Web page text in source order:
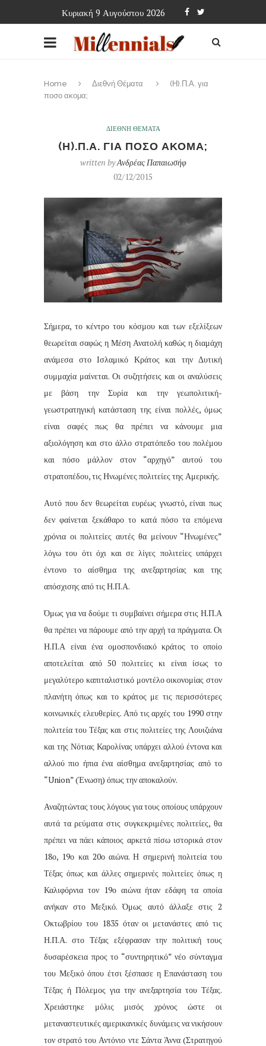
Κυριακή 9 Αυγούστου 2026
Home Διεθνή Θέματα
(Η).Π.Α. για
ποσο ακομα;
ΔΙΕΘΝΗ ΘΕΜΑΤΑ
(Η).Π.Α. ΓΙΑ ΠΟΣΟ ΑΚΟΜΑ;
written byΑνδρέας Παπαιωσήφ
02/12/2015
Σήμερα, το κέντρο του κόσμου και των εξελίξεων
θεωρείται σαφώς η Μέση Ανατολή καθώς η διαμάχη
ανάμεσα στο Ισλαμικό Κράτος και την Δυτική
συμμαχία μαίνεται. Οι συζητήσεις και οι αναλύσεις
με βάση την Συρία και την γεωπολιτική-
γεωστρατηγική κατάσταση της είναι πολλές, όμως
είναι σαφές πως θα πρέπει να κάνουμε μια
αξιολόγηση και στο άλλο στρατόπεδο του πολέμου
και πόσο μάλλον στον “αρχηγό” αυτού του
στρατοπέδου, τις Ηνωμένες πολιτείες της Αμερικής.
Αυτό που δεν θεωρείται ευρέως γνωστό, είναι πως
δεν φαίνεται ξεκάθαρο το κατά πόσο τα επόμενα
χρόνια οι πολιτείες αυτές θα μείνουν “Ηνωμένες”
λόγω του ότι όχι και σε λίγες πολιτείες υπάρχει
έντονο το αίσθημα της ανεξαρτησίας και της
απόσχισης από τις Η.Π.Α.
Όμως για να δούμε τι συμβαίνει σήμερα στις Η.Π.Α
θα πρέπει να πάρουμε από την αρχή τα πράγματα. Οι
Η.Π.Α είναι ένα ομοσπονδιακό κράτος το οποίο
αποτελείται από 50 πολιτείες κι είναι ίσως το
μεγαλύτερο καπιταλιστικό μοντέλο οικονομίας στον
πλανήτη όπως και το κράτος με τις περισσότερες
κοινωνικές ελευθερίες. Από τις αρχές του 1990 στην
πολιτεία του Τέξας και στις πολιτείες της Λουιζιάνα
και της Νότιας Καρολίνας υπάρχει αλλού έντονα και
αλλού πιο ήπια ένα αίσθημα ανεξαρτησίας από το
“Union” (Ένωση) όπως την αποκαλούν.
Αναζητώντας τους λόγους για τους οποίους υπάρχουν
αυτά τα ρεύματα στις συγκεκριμένες πολιτείες, θα
πρέπει να πάει κάποιος αρκετά πίσω ιστορικά στον
18ο, 19ο και 20ο αιώνα. Η σημερινή πολιτεία του
Τέξας όπως και άλλες σημερινές πολιτείες όπως η
Καλιφόρνια τον 19ο αιώνα ήταν εδάφη τα οποία
ανήκαν στο Μεξικό. Όμως αυτό άλλαξε στις 2
Οκτωβρίου του 1835 όταν οι μετανάστες από τις
Η.Π.Α. στο Τέξας εξέφρασαν την πολιτική τους
δυσαρέσκεια προς το “συντηρητικό” νέο σύνταγμα
του Μεξικό όπου έτσι ξέσπασε η Επανάσταση του
Τέξας ή Πόλεμος για την ανεξαρτησία του Τέξας.
Χρειάστηκε μόλις μισός χρόνος ώστε οι
μεταναστευτικές αμερικανικές δυνάμεις να νικήσουν
τον στρατό του Αντόνιο ντε Σάντα Άννα (Στρατηγού